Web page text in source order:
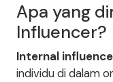
Apa yang
Influencer?
Internal
individu di dalam